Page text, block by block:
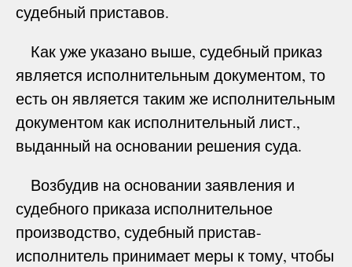
судебный приставов.
Как уже указано выше, судебный приказ
является исполнительным документом, то
есть он является таким же исполнительным
документом как исполнительный лист.,
выданный на основании решения суда.
Возбудив на основании заявления и
судебного приказа исполнительное
производство, судебный пристав-
исполнитель принимает меры к тому, чтобы